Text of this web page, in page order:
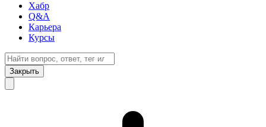
Хабр
Q&A
Карьера
Курсы
Закрыть